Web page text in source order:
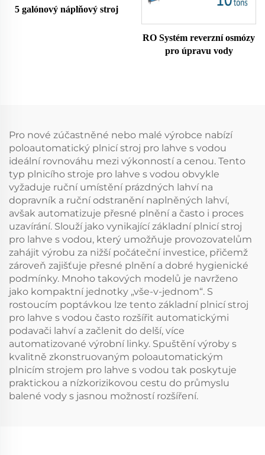
5 galónový náplňový stroj
RO Systém reverzní osmózy
pro úpravu vody
Pro nové zúčastněné nebo malé výrobce nabízí
poloautomatický plnicí stroj pro lahve s vodou
ideální rovnováhu mezi výkonností a cenou. Tento
typ plnicího stroje pro lahve s vodou obvykle
vyžaduje ruční umístění prázdných lahví na
dopravník a ruční odstranění naplněných lahví,
avšak automatizuje přesné plnění a často i proces
uzavírání. Slouží jako vynikající základní plnicí stroj
pro lahve s vodou, který umožňuje provozovatelům
zahájit výrobu za nižší počáteční investice, přičemž
zároveň zajišťuje přesné plnění a dobré hygienické
podmínky. Mnoho takových modelů je navrženo
jako kompaktní jednotky „vše-v-jednom“. S
rostoucím poptávkou lze tento základní plnicí stroj
pro lahve s vodou často rozšířit automatickými
podavači lahví a začlenit do delší, více
automatizované výrobní linky. Spuštění výroby s
kvalitně zkonstruovaným poloautomatickým
plnicím strojem pro lahve s vodou tak poskytuje
praktickou a nízkorizikovou cestu do průmyslu
balené vody s jasnou možností rozšíření.